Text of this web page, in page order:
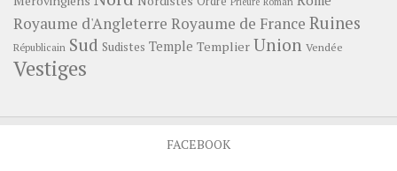
Royaume d'Angleterre Royaume de France Ruines
Républicain Sud Sudistes Temple Templier Union Vendée
Vestiges
FACEBOOK